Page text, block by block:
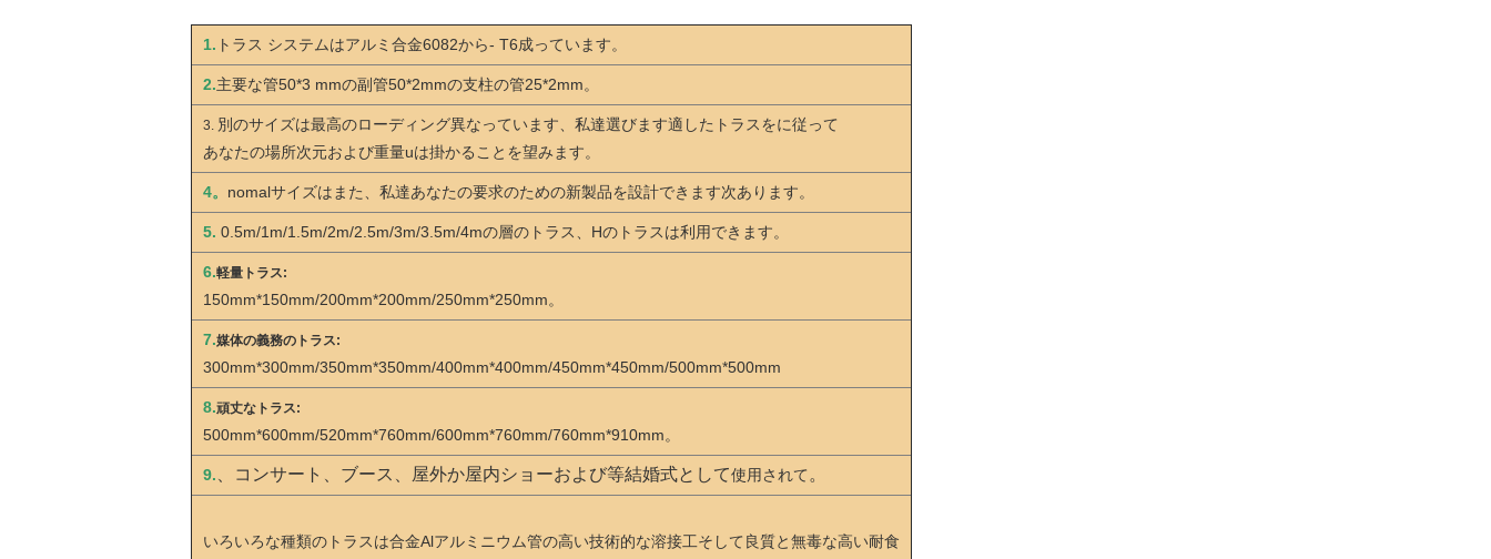
1. トラス システムはアルミ合金6082から- T6成っています。
2.主要な管50*3 mmの副管50*2mmの支柱の管25*2mm。
3. 別のサイズは最高のローディング異なっています、私達選びます適したトラスをに従って
あなたの場所次元および重量uは掛かることを望みます。
4。 nomalサイズはまた、私達あなたの要求のための新製品を設計できます次あります。
5. 0.5m/1m/1.5m/2m/2.5m/3m/3.5m/4mの層のトラス、Hのトラスは利用できます。
6.軽量トラス:
150mm*150mm/200mm*200mm/250mm*250mm。
7.媒体の義務のトラス:
300mm*300mm/350mm*350mm/400mm*400mm/450mm*450mm/500mm*500mm
8.頑丈なトラス:
500mm*600mm/520mm*760mm/600mm*760mm/760mm*910mm。
9. 、コンサート、ブース、屋外か屋内ショーおよび等結婚式として使用されて 。
いろいろな種類のトラスは合金Alアルミニウム管の高い技術的な溶接工そして良質と無毒な高い耐食